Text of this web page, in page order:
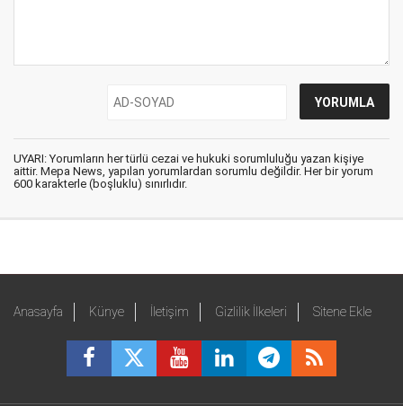
UYARI: Yorumların her türlü cezai ve hukuki sorumluluğu yazan kişiye
aittir. Mepa News, yapılan yorumlardan sorumlu değildir. Her bir yorum
600 karakterle (boşluklu) sınırlıdır.
Anasayfa Künye İletişim Gizlilik İlkeleri Sitene Ekle